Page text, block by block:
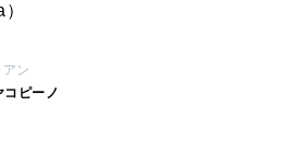
アン
コピーノ